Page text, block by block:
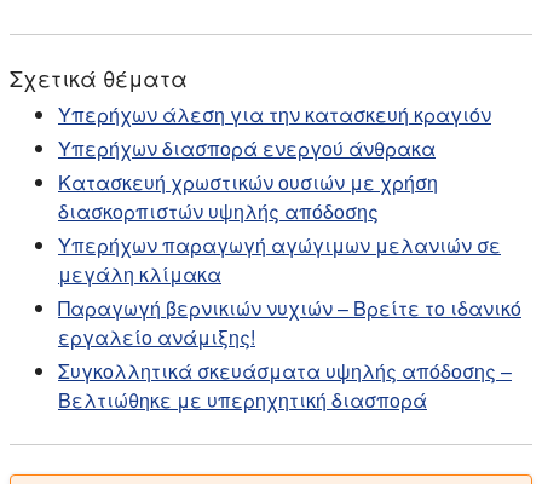
Σχετικά θέματα
Υπερήχων άλεση για την κατασκευή κραγιόν
Υπερήχων διασπορά ενεργού άνθρακα
Κατασκευή χρωστικών ουσιών με χρήση
διασκορπιστών υψηλής απόδοσης
Υπερήχων παραγωγή αγώγιμων μελανιών σε
μεγάλη κλίμακα
Παραγωγή βερνικιών νυχιών – Βρείτε το ιδανικό
εργαλείο ανάμιξης!
Συγκολλητικά σκευάσματα υψηλής απόδοσης –
Βελτιώθηκε με υπερηχητική διασπορά